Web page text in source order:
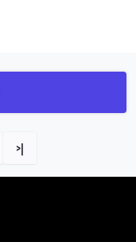
>|